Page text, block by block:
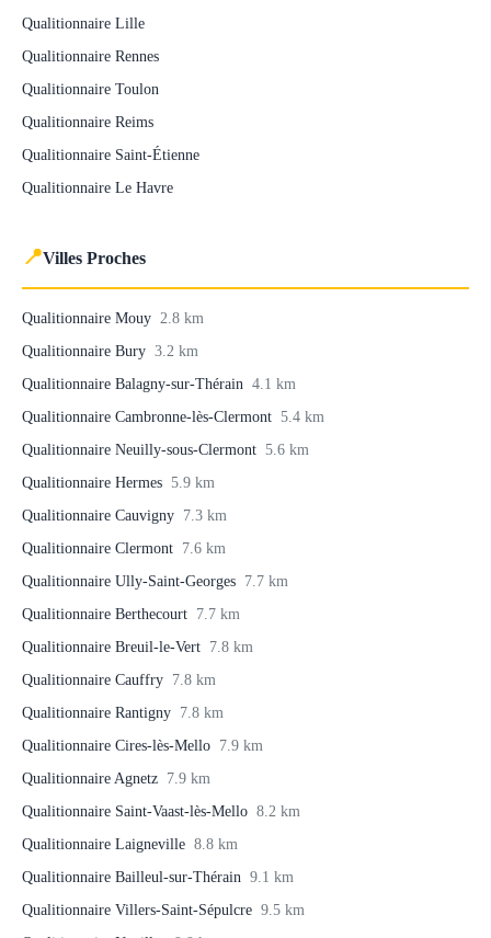
Qualitionnaire Lille
Qualitionnaire Rennes
Qualitionnaire Toulon
Qualitionnaire Reims
Qualitionnaire Saint-Étienne
Qualitionnaire Le Havre
📍Villes Proches
Qualitionnaire Mouy 2.8 km
Qualitionnaire Bury 3.2 km
Qualitionnaire Balagny-sur-Thérain 4.1 km
Qualitionnaire Cambronne-lès-Clermont 5.4 km
Qualitionnaire Neuilly-sous-Clermont 5.6 km
Qualitionnaire Hermes 5.9 km
Qualitionnaire Cauvigny 7.3 km
Qualitionnaire Clermont 7.6 km
Qualitionnaire Ully-Saint-Georges 7.7 km
Qualitionnaire Berthecourt 7.7 km
Qualitionnaire Breuil-le-Vert 7.8 km
Qualitionnaire Cauffry 7.8 km
Qualitionnaire Rantigny 7.8 km
Qualitionnaire Cires-lès-Mello 7.9 km
Qualitionnaire Agnetz 7.9 km
Qualitionnaire Saint-Vaast-lès-Mello 8.2 km
Qualitionnaire Laigneville 8.8 km
Qualitionnaire Bailleul-sur-Thérain 9.1 km
Qualitionnaire Villers-Saint-Sépulcre 9.5 km